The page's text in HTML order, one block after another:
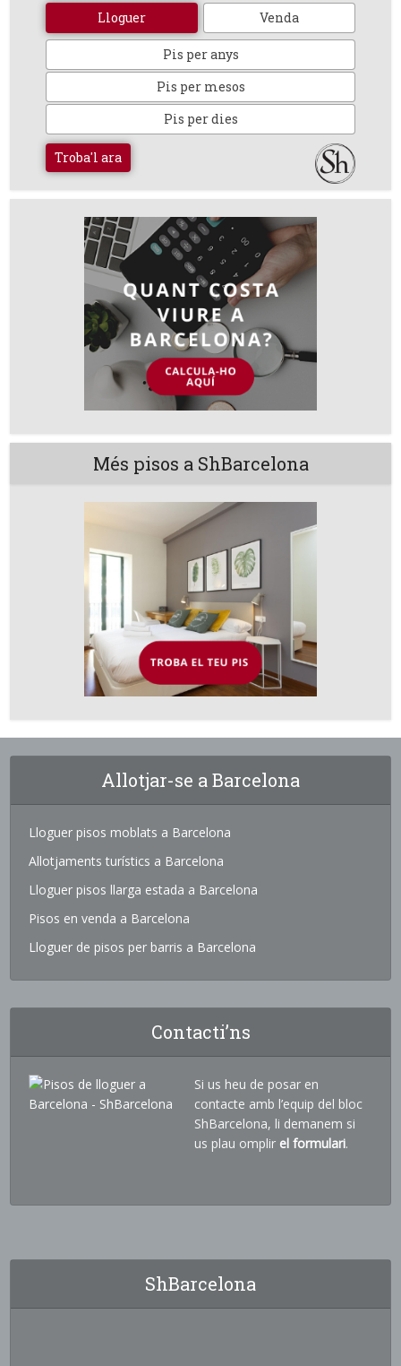
Lloguer Venda
Pis per anys
Pis per mesos
Pis per dies
Troba'l ara
Més pisos a ShBarcelona
Allotjar-se a Barcelona
Lloguer pisos moblats a Barcelona
Allotjaments turístics a Barcelona
Lloguer pisos llarga estada a Barcelona
Pisos en venda a Barcelona
Lloguer de pisos per barris a Barcelona
Contacti’ns
Si us heu de posar en
contacte amb l’equip del bloc
ShBarcelona, li demanem si
us plau omplir el formulari.
ShBarcelona